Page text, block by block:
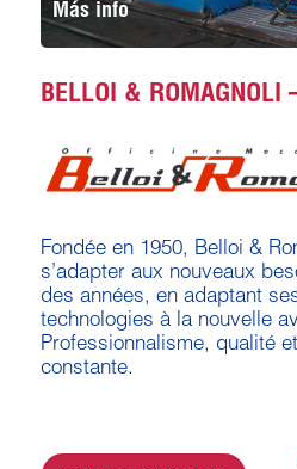
Más info
BELLOI & ROMAGNOLI
Fondée en 1950, Belloi &
s’adapter aux nouveaux
des années, en adaptant
technologies à la nouvelle
Professionnalisme, qualité
constante.